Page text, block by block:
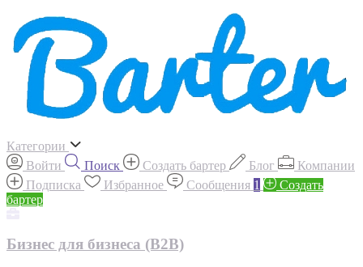
Категории
Войти
Поиск Создать бартер Блог
Компании
Подписка
Избранное Сообщения 1
Создать
бартер
Бизнес для бизнеса (B2B)